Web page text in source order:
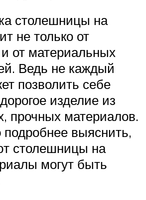
столешницы на
не только от
от материальных
Ведь не каждый
позволить себе
изделие из
прочных материалов.
выяснить,
столешницы на
могут быть